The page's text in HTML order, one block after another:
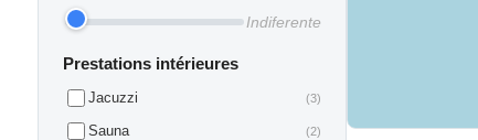
Indiferente
Prestations intérieures
Jacuzzi (3)
Sauna (2)